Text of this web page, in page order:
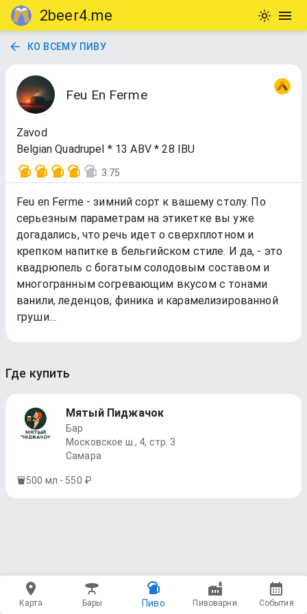
2beer4.me
КО ВСЕМУ ПИВУ
Feu En Ferme
Zavod
Belgian Quadrupel * 13 ABV * 28 IBU
3.75
Feu en Ferme - зимний сорт к вашему столу. По
серьезным параметрам на этикетке вы уже
догадались, что речь идет о сверхплотном и
крепком напитке в бельгийском стиле. И да, - это
квадрюпель с богатым солодовым составом и
многогранным согревающим вкусом с тонами
ванили, леденцов, финика и карамелизированной
груши…
Где купить
Мятый Пиджачок
Бар
Московское ш., 4, стр. 3
Самара
500 мл - 550 ₽
Карта Бары Пиво Пивоварни События